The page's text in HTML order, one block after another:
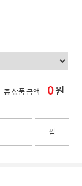
총 상품 금액 0원
찜